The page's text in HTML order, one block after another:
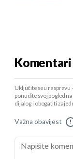
Komentari
Uključite se u raspravu
ponudite svoj pogled
dijalog i obogatiti
Važna obavijest !